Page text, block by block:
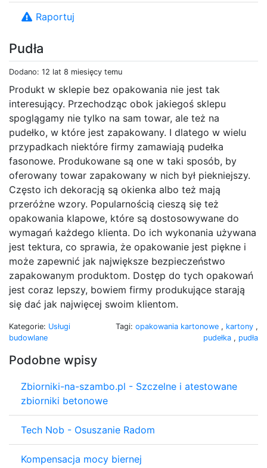
Pudła
Dodano: 12 lat 8 miesięcy temu
Produkt w sklepie bez opakowania nie jest tak
interesujący. Przechodząc obok jakiegoś sklepu
spoglągamy nie tylko na sam towar, ale też na
pudełko, w które jest zapakowany. I dlatego w wielu
przypadkach niektóre firmy zamawiają pudełka
fasonowe. Produkowane są one w taki sposób, by
oferowany towar zapakowany w nich był piekniejszy.
Często ich dekoracją są okienka albo też mają
przeróżne wzory. Popularnością cieszą się też
opakowania klapowe, które są dostosowywane do
wymagań każdego klienta. Do ich wykonania używana
jest tektura, co sprawia, że opakowanie jest piękne i
może zapewnić jak największe bezpieczeństwo
zapakowanym produktom. Dostęp do tych opakowań
jest coraz lepszy, bowiem firmy produkujące starają
się dać jak najwięcej swoim klientom.
Kategorie: Usługi
budowlane
Tagi: opakowania kartonowe , kartony ,
pudełka , pudła
Podobne wpisy
Zbiorniki-na-szambo.pl - Szczelne i atestowane
zbiorniki betonowe
Tech Nob - Osuszanie Radom
Kompensacja mocy biernej
Raportuj